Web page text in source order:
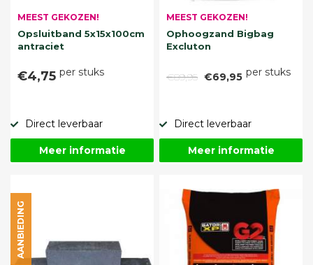
MEEST GEKOZEN!
Opsluitband 5x15x100cm
antraciet
€4,75 per stuks
Direct leverbaar
Meer informatie
MEEST GEKOZEN!
Ophoogzand Bigbag
Excluton
€89,95 €69,95 per stuks
Direct leverbaar
Meer informatie
AANBIEDING